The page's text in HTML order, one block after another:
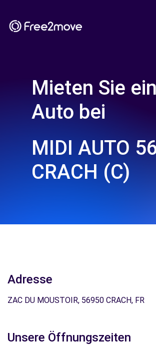
Mieten Sie ein
Auto bei
MIDI AUTO
CRACH (C)
Adresse
ZAC DU MOUSTOIR, 56950 CRACH, FR
Unsere Öffnungszeiten